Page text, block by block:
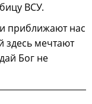
ВСУ.
приближают нас
здесь мечтают
Бог не